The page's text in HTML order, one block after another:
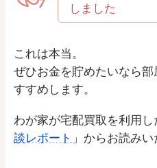
しました
これは本当。
ぜひお金を貯めたいなら
すすめします。
わが家が宅配買取を利用し
談レポート 」からお読みい